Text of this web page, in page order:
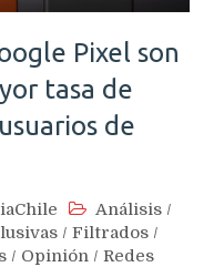
Pixel son
tasa de
de
Análisis /
/ Filtrados /
/ Opinión / Redes